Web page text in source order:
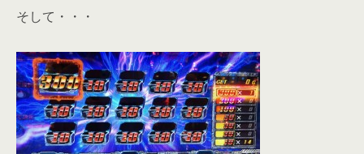
そして・・・